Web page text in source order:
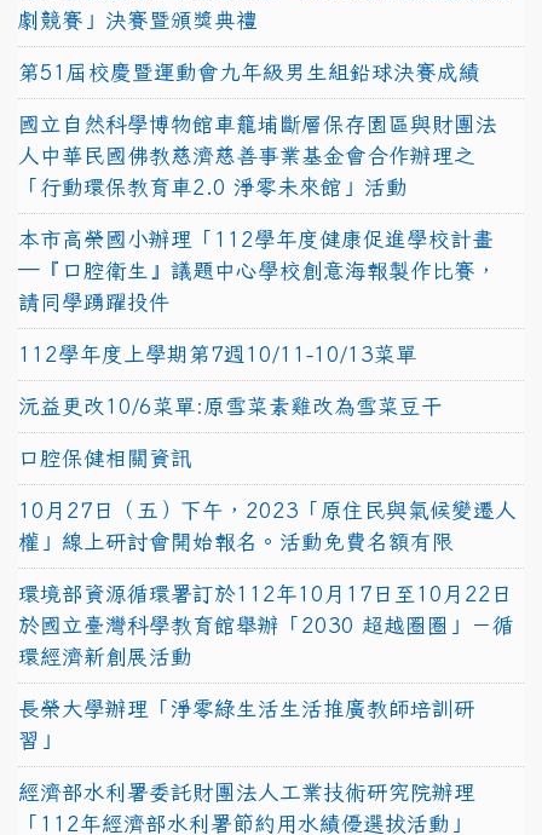
劇競賽」決賽暨頒獎典禮
第51屆校慶暨運動會九年級男生組鉛球決賽成績
國立自然科學博物館車籠埔斷層保存園區與財團法
人中華民國佛教慈濟慈善事業基金會合作辦理之
「行動環保教育車2.0 淨零未來館」活動
本市高榮國小辦理「112學年度健康促進學校計畫
─『口腔衛生』議題中心學校創意海報製作比賽，
請同學踴躍投件
112學年度上學期第7週10/11-10/13菜單
沅益更改10/6菜單:原雪菜素雞改為雪菜豆干
口腔保健相關資訊
10月27日（五）下午，2023「原住民與氣候變遷人
權」線上研討會開始報名。活動免費名額有限
環境部資源循環署訂於112年10月17日至10月22日
於國立臺灣科學教育館舉辦「2030 超越圈圈」－循
環經濟新創展活動
長榮大學辦理「淨零綠生活生活推廣教師培訓研
習」
經濟部水利署委託財團法人工業技術研究院辦理
「112年經濟部水利署節約用水績優選拔活動」